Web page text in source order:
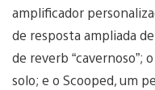
amplificador
de resposta ampliada
de reverb “cavernoso”;
solo; e o Scooped, um